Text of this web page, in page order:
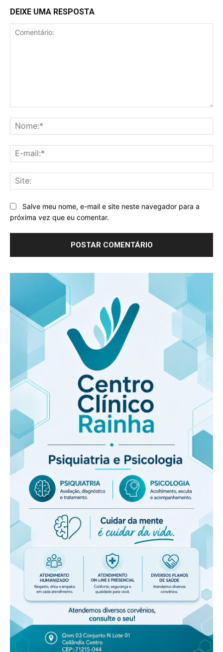
DEIXE UMA RESPOSTA
Salve meu nome, e-mail e site neste navegador para a
próxima vez que eu comentar.